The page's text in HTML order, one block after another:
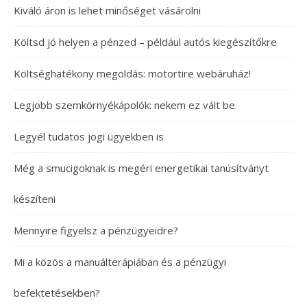
Kiváló áron is lehet minőséget vásárolni
Költsd jó helyen a pénzed – például autós kiegészítőkre
Költséghatékony megoldás: motortire webáruház!
Legjobb szemkörnyékápolók: nekem ez vált be
Legyél tudatos jogi ügyekben is
Még a smucigoknak is megéri energetikai tanúsítványt
készíteni
Mennyire figyelsz a pénzügyeidre?
Mi a közös a manuálterápiában és a pénzügyi
befektetésekben?